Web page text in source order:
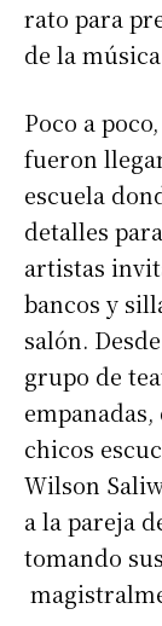
rato para
de la
Poco a
fueron
escuela
detalles
artistas
bancos y
salón.
grupo de
chicos
Wilson
a la pareja
tomando